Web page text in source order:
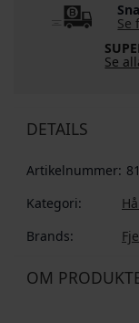
DETAILS
Artikelnummer:
Kategori:
Brands:
OM
Se
Se